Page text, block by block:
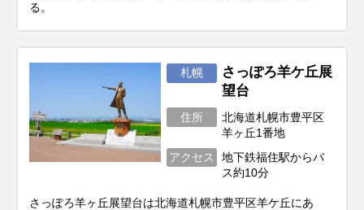
る。
札幌
さっぽろ羊ケ丘展
望台
住所
北海道札幌市豊平区
羊ヶ丘1番地
アクセス
地下鉄福住駅からバ
ス約10分
さっぽろ羊ヶ丘展望台は北海道札幌市豊平区羊ケ丘にあ